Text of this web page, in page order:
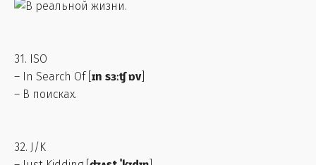
31. ISO
– In Search Of [ ɪn sɜːʧ ɒv]
– В поисках.
32. J/K